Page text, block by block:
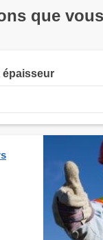
que